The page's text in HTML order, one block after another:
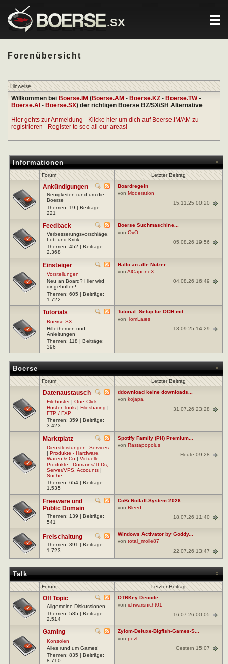
.SX
Forenübersicht
Hinweise
Willkommen bei Boerse.IM (Boerse.AM - Boerse.KZ - Boerse.TW-
Boerse.AI - Boerse.SX) der richtigen Boerse BZ/SX/SH Alternative
Hier gehts zur Anmeldung - Klicke hier um dich auf Boerse.IM/AM zu
registrieren - Register to see all our areas!
Informationen
Forum Letzter Beitrag
Ankündigungen
Neuigkeiten rund um die
Boerse
Themen: 19 | Beiträge:
221
Boardregeln
von Moderation
15.11.25 00:20
Feedback
Verbesserungsvorschläge,
Lob und Kritik
Themen: 452 | Beiträge:
2.368
Boerse Suchmaschine...
von OvO
05.08.26 19:56
Einsteiger
Vorstellungen
Neu an Board? Hier wird
dir geholfen!
Themen: 605 | Beiträge:
1.722
Hallo an alle Nutzer
von AlCaponeX
04.08.26 16:49
Tutorials
Boerse.SX
Hilfethemen und
Anleitungen
Themen: 118 | Beiträge:
396
Tutorial: Setup für OCH mit...
von TomLaies
13.09.25 14:29
Boerse
Forum Letzter Beitrag
Datenaustausch
Filehoster| One-Click-
Hoster Tools | Filesharing |
FTP / FXP
Themen: 359 | Beiträge:
3.423
ddownload keine downloads...
von kojapa
31.07.26 23:28
Marktplatz
Dienstleistungen, Services
| Produkte - Hardware,
Waren & Co | Virtuelle
Produkte - Domains/TLDs,
Server/VPS, Accounts |
Suche
Themen: 654 | Beiträge:
1.535
Spotify Family (PH) Premium...
von Rastapopolus
Heute 09:28
Freeware und
Public Domain
Themen: 139 | Beiträge:
541
CoBi Notfall-System 2026
von Bleed
18.07.26 11:40
Freischaltung
Themen: 391 | Beiträge:
1.723
Windows Activator by Goddy...
von total_molle87
22.07.26 13:47
Talk
Forum Letzter Beitrag
Off Topic
Allgemeine Diskussionen
Themen: 585 | Beiträge:
2.514
OTRKey Decode
von ichwarsnicht01
16.07.26 00:05
Gaming
Konsolen
Alles rund um Games!
Themen: 835 | Beiträge:
8.710
Zylom-Deluxe-Bigfish-Games-S...
von pezl
Gestern 15:07